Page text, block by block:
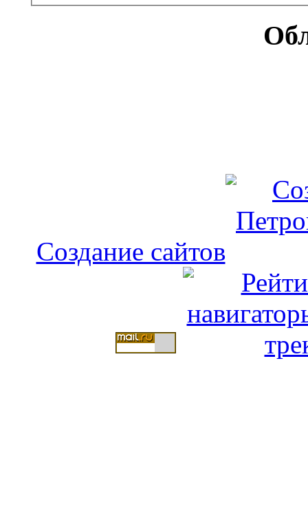
Создание сайтов